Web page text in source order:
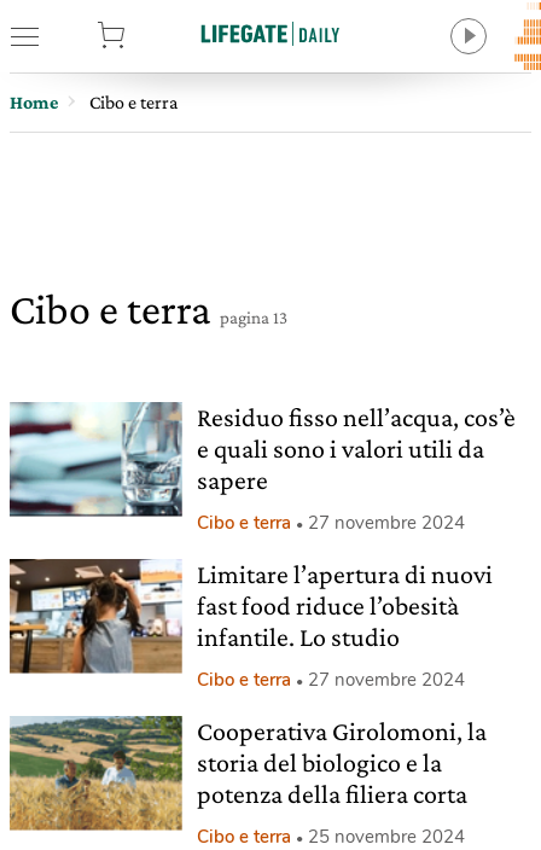
Home Cibo e terra
Cibo e terra pagina 13
Residuo fisso nell’acqua, cos’è
e quali sono i valori utili da
sapere
Cibo e terra 27 novembre 2024
Limitare l’apertura di nuovi
fast food riduce l’obesità
infantile. Lo studio
Cibo e terra 27 novembre 2024
Cooperativa Girolomoni, la
storia del biologico e la
potenza della filiera corta
Cibo e terra 25 novembre 2024